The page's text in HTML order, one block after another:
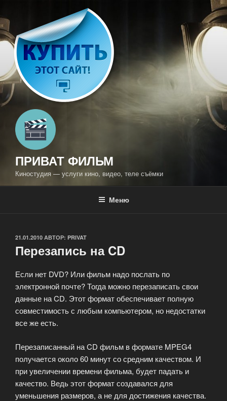
к
содержимому
ПРИВАТ ФИЛЬМ
Киностудия — услуги кино, видео, теле съёмки
Меню
ОПУБЛИКОВАНО
21.01.2010 АВТОР: PRIVAT
Перезапись на CD
Если нет DVD? Или фильм надо послать по
электронной почте? Тогда можно перезаписать свои
данные на CD. Этот формат обеспечивает полную
совместимость с любым компьютером, но недостатки
все же есть.
Перезаписанный на CD фильм в формате MPEG4
получается около 60 минут со средним качеством. И
при увеличении времени фильма, будет падать и
качество. Ведь этот формат создавался для
уменьшения размеров, а не для достижения качества.